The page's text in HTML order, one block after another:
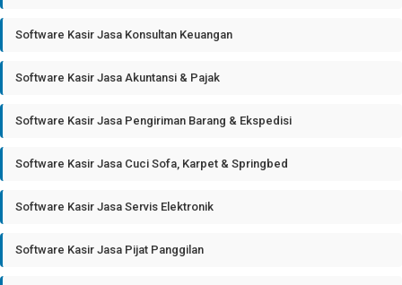
Software Kasir Jasa Konsultan Keuangan
Software Kasir Jasa Akuntansi & Pajak
Software Kasir Jasa Pengiriman Barang & Ekspedisi
Software Kasir Jasa Cuci Sofa, Karpet & Springbed
Software Kasir Jasa Servis Elektronik
Software Kasir Jasa Pijat Panggilan